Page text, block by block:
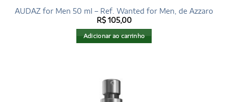
AUDAZ for Men 50 ml – Ref. Wanted for Men, de Azzaro
R$105,00
Adicionar ao carrinho